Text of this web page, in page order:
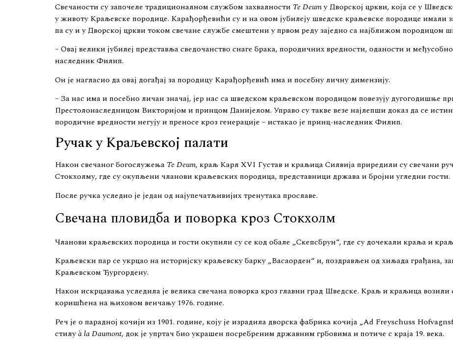
Свечаности су започеле традиционалном службом захвалности Te Deumу Дворској цркви, која се у
у животу Краљевске породице. Карађорђевићи су и на овом јубилеју шведске краљевске породице имали
па су и у Дворској цркви током свечане службе смештени у првом реду заједно са најближом породицом
– Овај велики јубилеј представља сведочанство снаге брака, породичних вредности, оданости и
наследник Филип.
Он је нагласио да овај догађај за породицу Карађорђевић има и посебну личну димензију.
– За нас има и посебно личан значај, јер нас са шведском краљевском породицом повезују дугогодишње
Престолонаследницом Викторијом и принцом Данијелом. Управо су такве везе најлепши доказ да се
породичне вредности негују и преносе кроз генерације – истакао је принц-наследник Филип.
Ручак у Краљевској палати
Након свечаног богослужења Te Deum, краљ Карл XVI Густав и краљица Силвија приредили су свечани
Стокхолму, где су окупљени чланови краљевских породица, представници држава и бројни угледни гости.
После ручка уследио је један од најупечатљивијих тренутака прославе.
Свечана пловидба и поворка кроз Стокхолм
Чланови краљевских породица и гости окупили су се код обале „Скепсбрун“, где су дочекали краља и
Краљевски пар се укрцао на историјску краљевску барку „Васаорден“ и, поздрављен од хиљада грађана,
Краљевском Ђургордену.
Након искрцавања уследила је велика свечана поворка кроз главни град Шведске. Краљ и краљица возили
коришћена на њиховом венчању 1976. године.
Реч је о парадној кочији из 1901. године, коју је израдила дворска фабрика кочија „Ad Freyschuss
стилуà la Daumont, док је упртач био украшен посребреним државним грбовима и потиче с краја 19. века.